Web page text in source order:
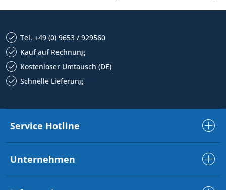
Tel. +49 (0) 9653 / 929560
Kauf auf Rechnung
Kostenloser Umtausch (DE)
Schnelle Lieferung
Service Hotline
Unternehmen